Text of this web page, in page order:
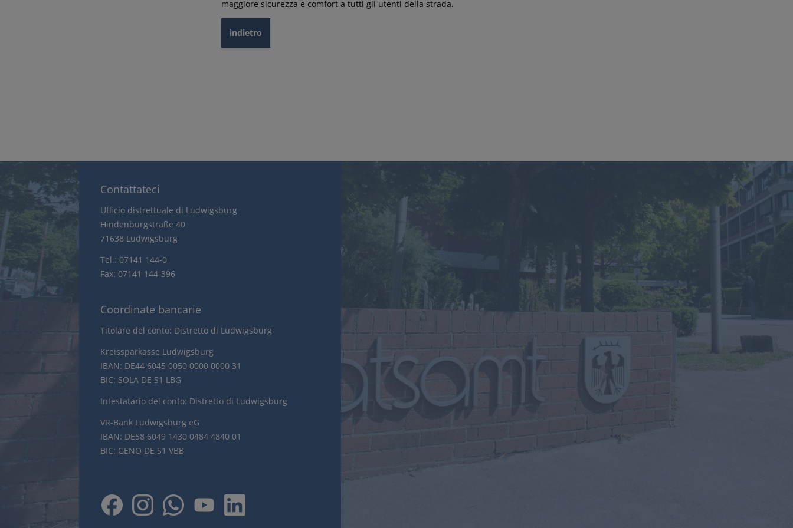
maggiore sicurezza e comfort a tutti gli utenti della strada.
indietro
Contattateci
Ufficio distrettuale di Ludwigsburg
Hindenburgstraße 40
71638 Ludwigsburg
Tel.: 07141 144-0
Fax: 07141 144-396
Coordinate bancarie
Titolare del conto: Distretto di Ludwigsburg
Kreissparkasse Ludwigsburg
IBAN: DE44 6045 0050 0000 0000 31
BIC: SOLA DE S1 LBG
Intestatario del conto: Distretto di Ludwigsburg
VR-Bank Ludwigsburg eG
IBAN: DE58 6049 1430 0484 4840 01
BIC: GENO DE S1 VBB